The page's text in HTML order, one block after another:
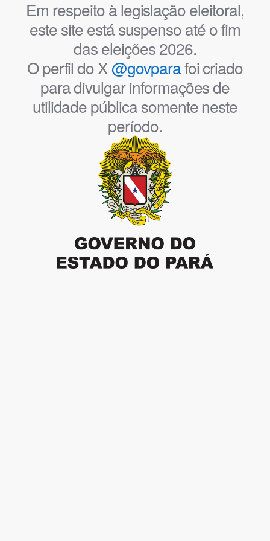
Em respeito à legislação eleitoral,
este site está suspenso até o fim
das eleições 2026.
O perfil do X@govparafoi criado
para divulgar informações de
utilidade pública somente neste
período.